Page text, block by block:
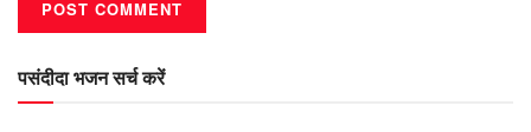
पसंदीदा भजन सर्च करें